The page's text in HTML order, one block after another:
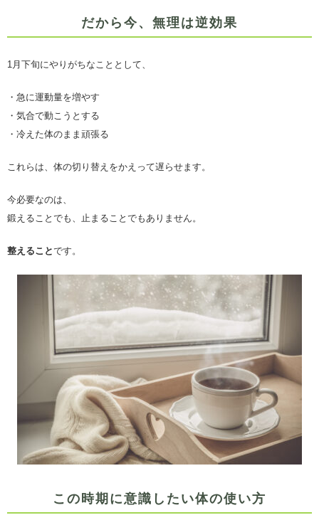
だから今、無理は逆効果
1月下旬にやりがちなこととして、
・急に運動量を増やす
・気合で動こうとする
・冷えた体のまま頑張る
これらは、体の切り替えをかえって遅らせます。
今必要なのは、
鍛えることでも、止まることでもありません。
整えることです。
この時期に意識したい体の使い方